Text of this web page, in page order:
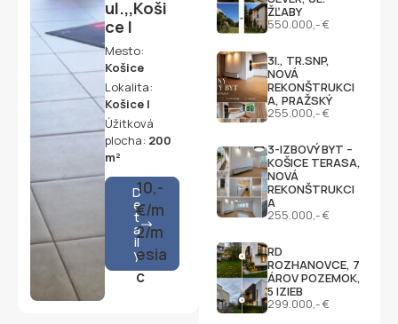
ŽĽABY
550.000,- €
3I., TR.SNP,
NOVÁ
REKONŠTRUKCI
A, PRAŽSKÝ
255.000,- €
3-IZBOVÝ BYT –
KOŠICE TERASA,
NOVÁ
REKONŠTRUKCI
A
255.000,- €
RD
ROZHANOVCE, 7
ÁROV POZEMOK,
5 IZIEB
299.000,- €
ul.,,Koši
ce I
Mesto:
Košice
Lokalita:
Košice I
Úžitková
plocha: 200
m²
D
e
t
a
il
y
10,-
€/m
2/m
esia
c